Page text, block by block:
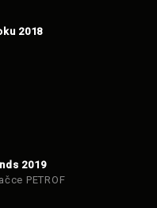
2018
2019
PETROF